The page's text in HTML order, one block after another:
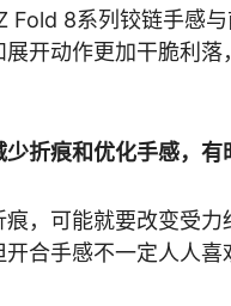
Fold 8系列铰链手感
开动作更加干脆利
少折痕和优化手感，有
，可能就要改变受
合手感不一定人人喜